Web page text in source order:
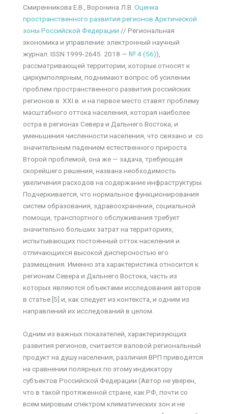
Смиренникова Е.В., Воронина Л.В. Оценка
пространственного развития регионов Арктической
зоны Российской Федерации // Региональная
экономика и управление: электронный научный
журнал. ISSN 1999-2645. 2018 — № 4 (56)),
рассматривающей территории, которые относят к
циркумполярным, поднимают вопрос об усилении
проблем пространственного развития российских
регионов в XXI в. и на первое место ставят проблему
масштабного оттока населения, которая наиболее
остра в регионах Севера и Дальнего Востока, и
уменьшения численности населения, что связано и со
значительным падением естественного прироста.
Второй проблемой, она же — задача, требующая
скорейшего решения, названа необходимость
увеличения расходов на содержание инфраструктуры.
Подчеркивается, что нормальное функционирования
систем образования, здравоохранения, социальной
помощи, транспортного обслуживания требует
значительно больших затрат на территориях,
испытывающих постоянный отток населения и
отличающихся высокой дисперсностью его
размещения. Именно эта характеристика относится к
регионам Севера и Дальнего Востока, часть из
которых являются объектами исследования авторов
в статье [5] и, как следует из контекста, и одним из
направлений их исследований в целом.
Одним из важных показателей, характеризующих
развития регионов, считается валовой региональный
продукт на душу населения, различия ВРП приводятся
на сравнении полярных по этому индикатору
субъектов Российской Федерации (Автор не уверен,
что в такой протяженной стране, как РФ, почти со
всем мировым спектром климатических зон и не